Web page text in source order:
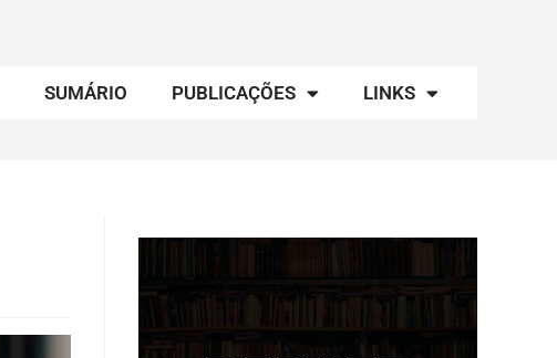
SUMÁRIO PUBLICAÇÕES LINKS